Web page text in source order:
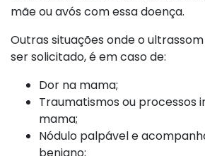
mãe ou avós com essa doença.
Outras situações onde o
ser solicitado, é em caso de:
Dor na mama;
Traumatismos ou processos
mama;
Nódulo palpável e
benigno;